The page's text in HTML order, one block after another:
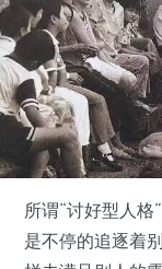
所谓“讨好型人
是不停的追逐着